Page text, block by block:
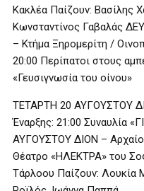
Κακλέα Παίζουν: Βασίλης
Κωνσταντίνος Γαβαλάς
– Κτήμα Ξηρομερίτη /
20:00 Περίπατοι στους
«Γευσιγνωσία του οίνου»
ΤΕΤΑΡΤΗ 20 ΑΥΓΟΥΣΤΟΥ
Έναρξης: 21:00 Συναυλία
ΑΥΓΟΥΣΤΟΥ ΔΙΟΝ – Αρχαίο
Θέατρο «ΗΛΕΚΤΡΑ» του
Τάρλοου Παίζουν: Λουκία